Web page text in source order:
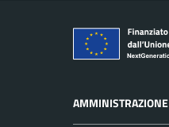
AMMINISTRAZIONE